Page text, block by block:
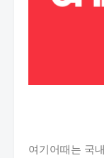
여기어때는 국